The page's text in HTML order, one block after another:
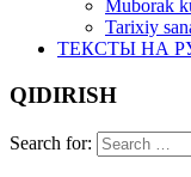
Muborak
Tarixiy
ТЕКСТЫ НА
QIDIRISH
Search for: